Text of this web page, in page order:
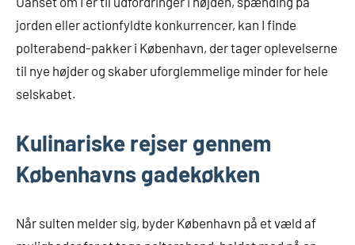
jorden eller actionfyldte konkurrencer, kan I finde
polterabend-pakker i København, der tager oplevelserne
til nye højder og skaber uforglemmelige minder for hele
selskabet.
Kulinariske rejser gennem
Københavns gadekøkken
Når sulten melder sig, byder København på et væld af